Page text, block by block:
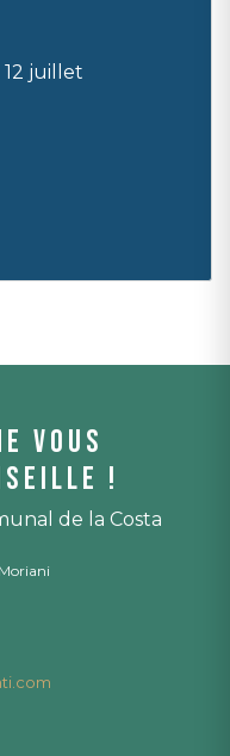
juillet
vous
!
de la Costa